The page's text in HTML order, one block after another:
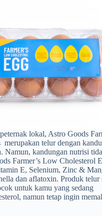
lokal, Astro Goods
telur dengan
Namun, kandungan nutrisi
Farmer’s Low Cholesterol
E, Selenium, Zinc &
dan aflatoxin. Produk telur
untuk kamu yang sedang
namun tetap ingin